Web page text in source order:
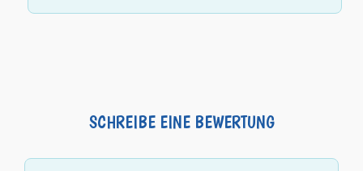
SCHREIBE EINE BEWERTUNG